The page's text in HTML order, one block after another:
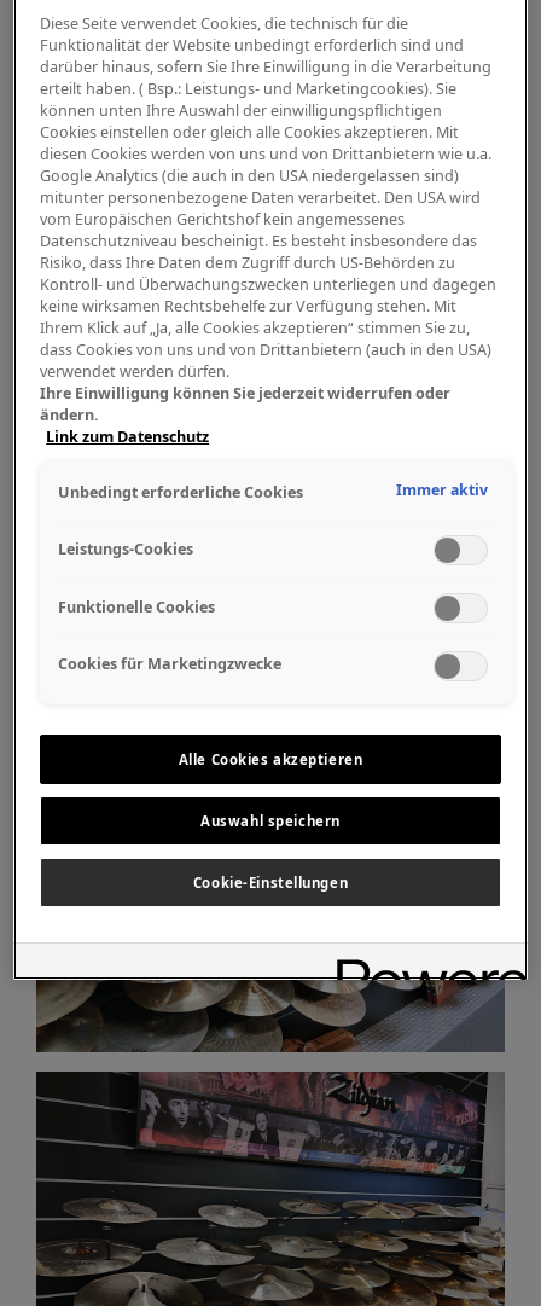
Diese Seite verwendet Cookies, die technisch für die
Funktionalität der Website unbedingt erforderlich sind und
darüber hinaus, sofern Sie Ihre Einwilligung in die Verarbeitung
erteilt haben. ( Bsp.: Leistungs- und Marketingcookies). Sie
können unten Ihre Auswahl der einwilligungspflichtigen
Cookies einstellen oder gleich alle Cookies akzeptieren. Mit
diesen Cookies werden von uns und von Drittanbietern wie u.a.
Google Analytics (die auch in den USA niedergelassen sind)
mitunter personenbezogene Daten verarbeitet. Den USA wird
vom Europäischen Gerichtshof kein angemessenes
Datenschutzniveau bescheinigt. Es besteht insbesondere das
Risiko, dass Ihre Daten dem Zugriff durch US-Behörden zu
Kontroll- und Überwachungszwecken unterliegen und dagegen
keine wirksamen Rechtsbehelfe zur Verfügung stehen. Mit
Ihrem Klick auf „Ja, alle Cookies akzeptieren“ stimmen Sie zu,
dass Cookies von uns und von Drittanbietern (auch in den USA)
verwendet werden dürfen.
Ihre Einwilligung können Sie jederzeit widerrufen oder
ändern.
Link zum Datenschutz
Unbedingt erforderliche Cookies Immer aktiv
Leistungs-Cookies
Funktionelle Cookies
Cookies für Marketingzwecke
Alle Cookies akzeptieren
Auswahl speichern
Cookie-Einstellungen